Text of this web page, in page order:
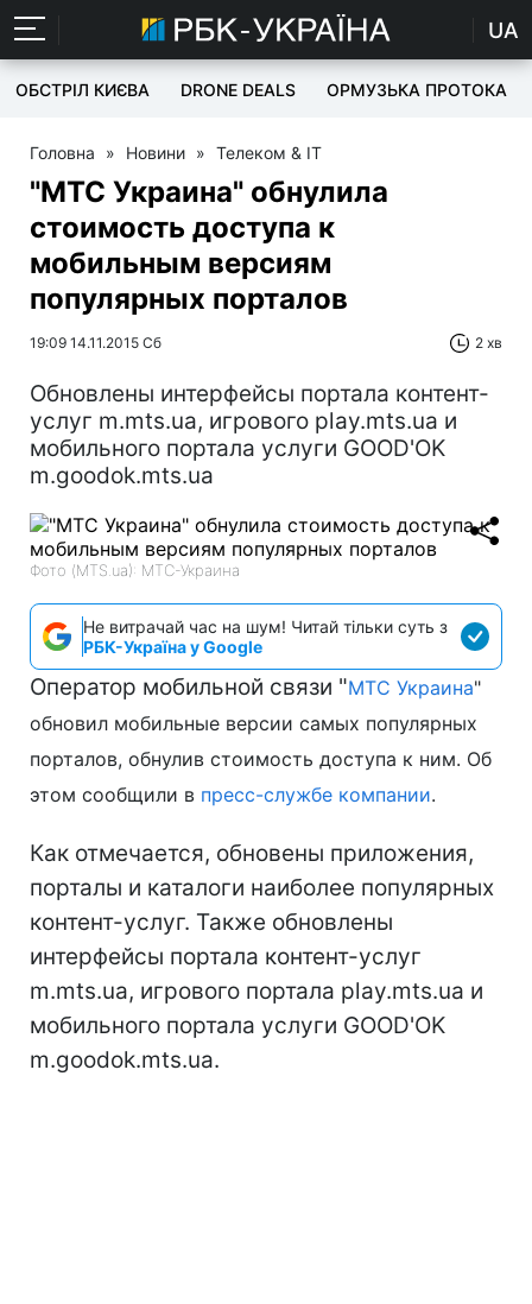
UA
ОБСТРІЛ КИЄВА DRONE DEALS ОРМУЗЬКА ПРОТОКА
Головна » Новини » Телеком & IT
"МТС Украина" обнулила
стоимость доступа к
мобильным версиям
популярных порталов
19:09 14.11.2015 Сб 2 хв
Обновлены интерфейсы портала контент-
услуг m.mts.ua, игрового play.mts.ua и
мобильного портала услуги GOOD'OK
m.goodok.mts.ua
Фото (MTS.ua): МТС-Украина
Не витрачай час на шум! Читай тільки суть з
РБК-Україна у Google
Оператор мобильной связи "МТС Украина"
обновил мобильные версии самых популярных
порталов, обнулив стоимость доступа к ним. Об
этом сообщили в пресс-службе компании.
Как отмечается, обновены приложения,
порталы и каталоги наиболее популярных
контент-услуг. Также обновлены
интерфейсы портала контент-услуг
m.mts.ua, игрового портала play.mts.ua и
мобильного портала услуги GOOD'OK
m.goodok.mts.ua.